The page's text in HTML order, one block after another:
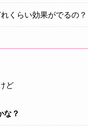
くらい効果がでるの？
ど
な？